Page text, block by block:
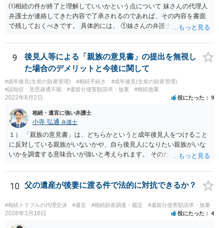
⑴相続の件が終了と理解していいかという点について 妹さんの代理人
弁護士が連絡してきた内容で了承されるのであれば、その内容を書面
で残しておくべきです。 具体的には、 ①妹さんの弁護士に対して、連
の預金を振り込めば終了など）を記載した合意書等の書面を作成して
もらう。 ②相談者様はその書面の内容をしっかり確認する。納得でき
ない部分があれば、説明を求めたり、修正を求める。 なお、相続に
関してお互いに債権債務がないことを確認する旨を記載してもらいま
しょう。その記載があれば、相続の件は終了となります。 ③合意書等
が納得できる内容になれば、お互いに署名捺印する。 という流れで
捺印する前に、相談者様も別の弁護士に相談して確認してもらうので
もいいと思います。 ⑵振込先が弁護士宛であることについて 代理人弁
護士の預り口座を振込先とするのはよくあることです。 問題ないと思
います。
9
後見人等による「親族の意見書」の提出を無視し
た場合のデメリットと今後に関して
#成年後見(生前の財産管理) #相続手続き
#成年後見(生前の財産管理)
#認知症・意思疎通不能
#遺留分侵害額請求・放棄 #相続放棄
2022年8月2日 役にたった 9
相続・遺言に強い弁護士
小寺 弘通 弁護士
１） 「親族の意見書」は、どちらかというと成年後見人をつけること
に反対している親族がいないかや、自ら後見人になりたい親族がいな
いかを調査する意味合いが強いと考えられます。 そのため、ご相談の
す。 ２） 場合によっては、介護や被後見人の財産の処分等に関して、
後見人から相談があることも考えられます。 また、お祖母さんがお亡
くなりになった場合、相続人となる可能性がありますが、 その場合は
相続放棄されれば問題ありません。 ３） 完全に拒否する方法はないか
もしれませんが、 関わりを持ちたくないとのことでしたら、親族の意
見書にその旨を記載して提出しておけば良いかも知れません。 後見人
10 父の遺産が後妻に渡る件で法的に対抗できるか？
#相続トラブルの代理交渉 #遺言 #相続財産調査・鑑定 #遺留分侵害額請求・放棄
2026年3月16日 役にたった 4